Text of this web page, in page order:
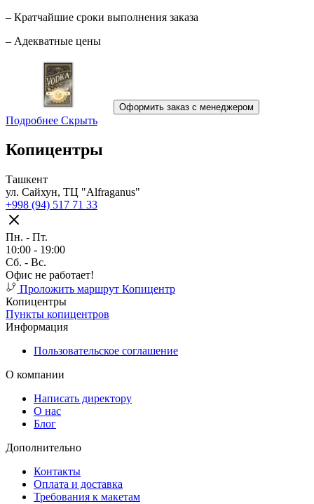
– Кратчайшие сроки выполнения заказа
– Адекватные цены
Оформить заказ с менеджером
Подробнее Скрыть
Копицентры
Ташкент
ул. Сайхун, ТЦ "Alfraganus"
+998 (94) 517 71 33
Пн. - Пт.
10:00 - 19:00
Cб. - Вс.
Офис не работает!
Проложить маршрут Копицентр
Копицентры
Пункты копицентров
Информация
Пользовательское соглашение
О компании
Написать директору
О нас
Блог
Дополнительно
Контакты
Оплата и доставка
Требования к макетам